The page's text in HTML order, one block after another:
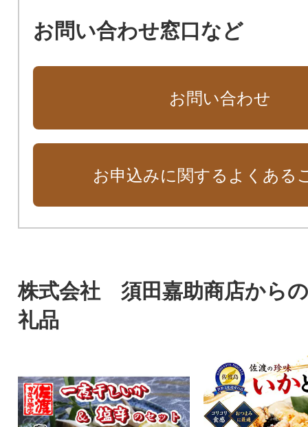
お問い合わせ窓口など
お問い合わせ
お申込みに関するよくある
株式会社 須田嘉助商店から
礼品